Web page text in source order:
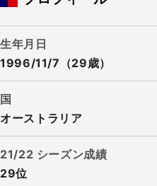
生年月日
1996/11/7（29歳）
国
オーストラリア
21/22 シーズン成績
29位